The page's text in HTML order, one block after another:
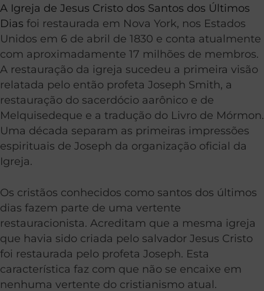
A Igreja de Jesus Cristo dos Santos dos Últimos
Dias foi restaurada em Nova York, nos Estados
Unidos em 6 de abril de 1830 e conta atualmente
com aproximadamente 17 milhões de membros.
A restauração da igreja sucedeu a primeira visão
relatada pelo então profeta Joseph Smith, a
restauração do sacerdócio aarônico e de
Melquisedeque e a tradução do Livro de Mórmon.
Uma década separam as primeiras impressões
espirituais de Joseph da organização oficial da
Igreja.
Os cristãos conhecidos como santos dos últimos
dias fazem parte de uma vertente
restauracionista. Acreditam que a mesma igreja
que havia sido criada pelo salvador Jesus Cristo
foi restaurada pelo profeta Joseph. Esta
característica faz com que não se encaixe em
nenhuma vertente do cristianismo atual.